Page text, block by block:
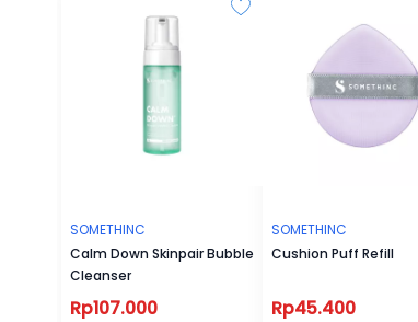
SOMETHINC
Calm Down Skinpair Bubble
Cleanser
Rp107.000
SOMETHINC
Cushion Puff Refill
Rp45.400